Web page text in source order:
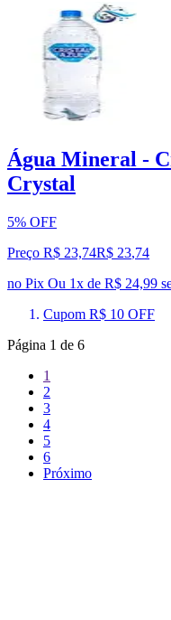
Água Mineral -
Crystal
5% OFF
Preço R$ 23,74R$ 23,74
no Pix Ou 1x de R$ 24,99
Cupom R$ 10 OFF
Página 1 de 6
1
2
3
4
5
6
Próximo